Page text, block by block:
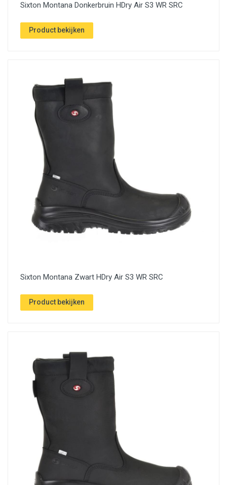
Sixton Montana Donkerbruin HDry Air S3 WR SRC
Product bekijken
Sixton Montana Zwart HDry Air S3 WR SRC
Product bekijken